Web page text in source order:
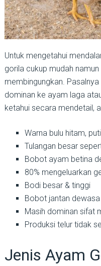
Untuk mengetahui
gorila cukup mudah
membingungkan.
dominan ke ayam laga
ketahui secara mendetail,
Warna bulu hitam,
Tulangan besar
Bobot ayam betina
80% mengeluarkan
Bodi besar & tinggi
Bobot jantan
Masih dominan sifat
Produksi telur tidak
Jenis Ayam